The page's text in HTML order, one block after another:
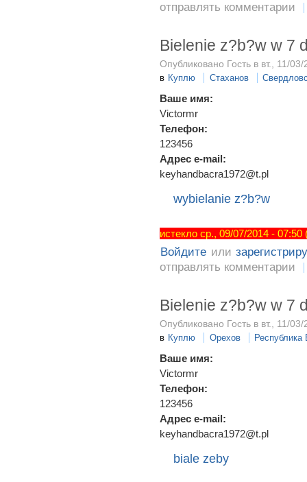
отправлять комментарии
Bielenie z?b?w w 7
Опубликовано Гость в вт., 11/
в Куплю Стаханов
Ваше имя:
Victormr
Телефон:
123456
Адрес e-mail:
keyhandbacra1972@t.pl
wybielanie z?b?w
истекло ср., 09/07/2014 -
Войдите или
отправлять комментарии
Bielenie z?b?w w 7
Опубликовано Гость в вт., 11/
в Куплю Орехов Республика
Ваше имя:
Victormr
Телефон:
123456
Адрес e-mail:
keyhandbacra1972@t.pl
biale zeby